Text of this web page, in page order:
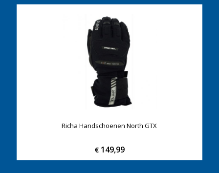
Richa Handschoenen North GTX
€149,99